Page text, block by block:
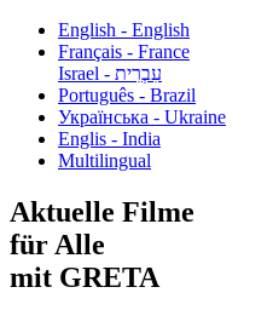
English - English
Français - France
עִבְרִית - Israel
Português - Brazil
Українська - Ukraine
Englis - India
Multilingual
Aktuelle Filme
für Alle
mit GRETA